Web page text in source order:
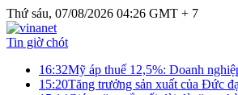
Thứ sáu, 07/08/2026 04:26 GMT + 7
Tin giờ chót
16:32Mỹ áp thuế 12,5%: Doanh
15:20Tăng trưởng sản xuất của Đức